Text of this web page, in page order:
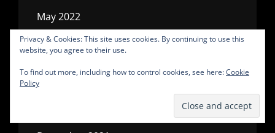
May 2022
April 2022
February 2022
Privacy & Cookies: This site uses cookies. By continuing to use this
website, you agree to their use.
To find out more, including how to control cookies, see here:Cookie
Policy